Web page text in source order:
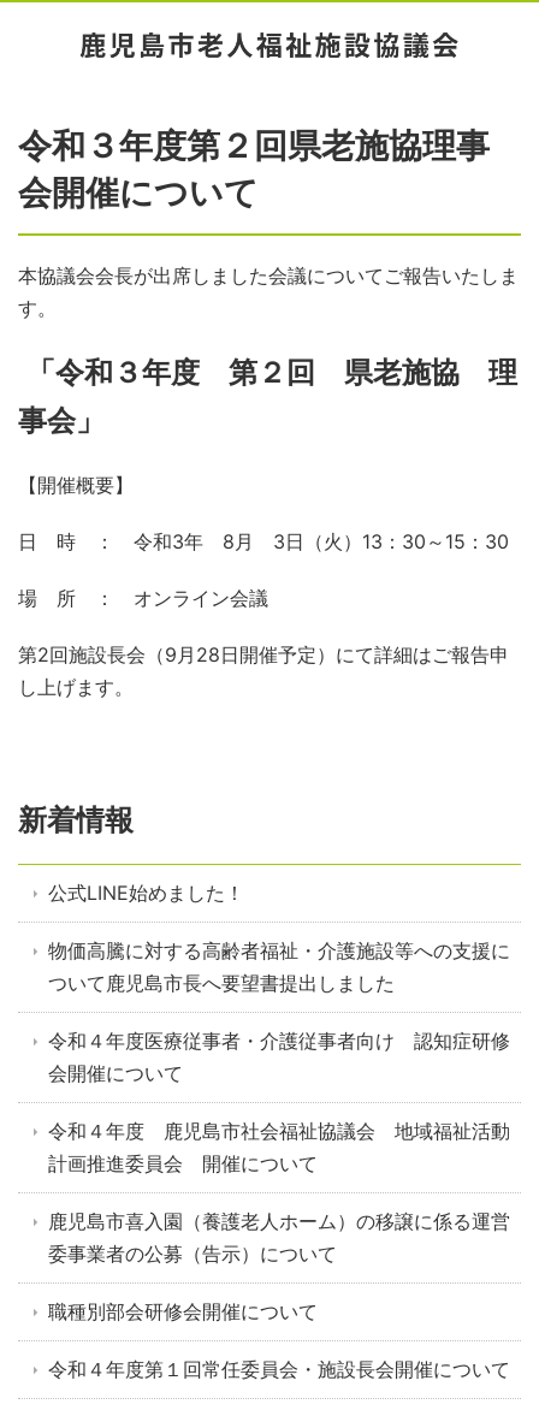
令和３年度第２回県老施協理事
会開催について
本協議会会長が出席しました会議についてご報告いたしま
す。
「令和３年度 第２回 県老施協 理
事会」
【開催概要】
日 時 ： 令和3年 8月 3日（火）13：30～15：30
場 所 ： オンライン会議
第2回施設長会（9月28日開催予定）にて詳細はご報告申
し上げます。
新着情報
公式LINE始めました！
物価高騰に対する高齢者福祉・介護施設等への支援に
ついて鹿児島市長へ要望書提出しました
令和４年度医療従事者・介護従事者向け 認知症研修
会開催について
令和４年度 鹿児島市社会福祉協議会 地域福祉活動
計画推進委員会 開催について
鹿児島市喜入園（養護老人ホーム）の移譲に係る運営
委事業者の公募（告示）について
職種別部会研修会開催について
令和４年度第１回常任委員会・施設長会開催について